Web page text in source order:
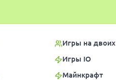
Игры на двоих
Игры IO
Майнкрафт